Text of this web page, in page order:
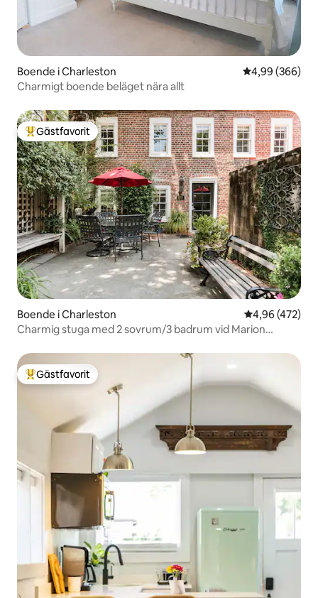
Boende i Charleston 4,99 av 5 i
4,99 (366)
Charmigt boende beläget nära allt
Populär gästfavorit
Gästfavorit
Boende i Charleston 4,96 av 5 i
4,96 (472)
Charmig stuga med 2 sovrum/3 badrum vid Marion
Populär gästfavorit
Gästfavorit